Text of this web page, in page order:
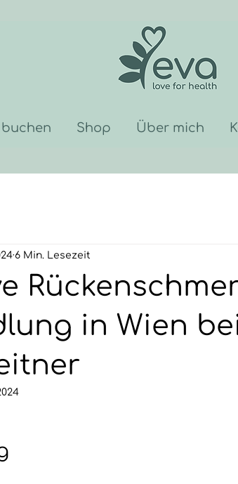
buchen Shop Über mich
in Wien
6 Min. Lesezeit